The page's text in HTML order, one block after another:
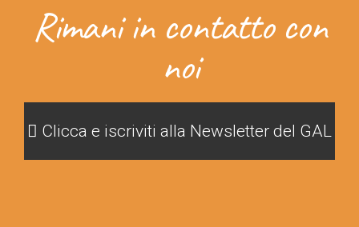
Rimani in contatto con
noi
Clicca e iscriviti alla Newsletter del GAL